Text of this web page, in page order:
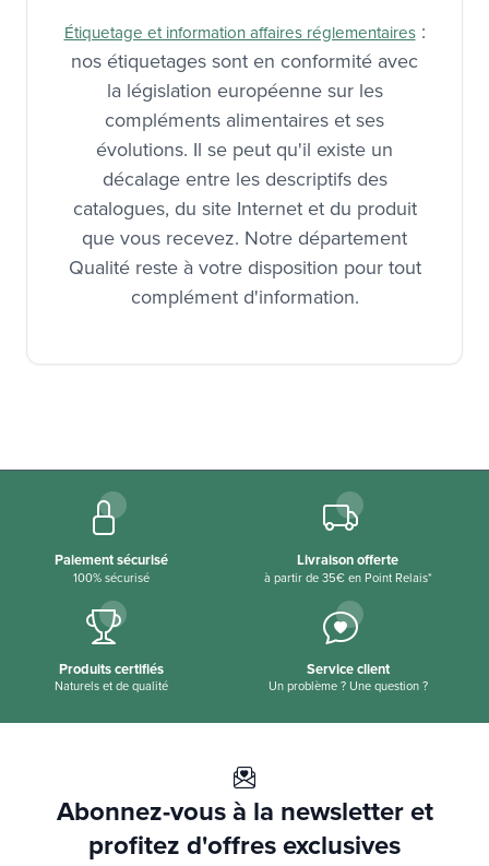
Étiquetage et information affaires réglementaires:
nos étiquetages sont en conformité avec
la législation européenne sur les
compléments alimentaires et ses
évolutions. Il se peut qu'il existe un
décalage entre les descriptifs des
catalogues, du site Internet et du produit
que vous recevez. Notre département
Qualité reste à votre disposition pour tout
complément d'information.
Paiement sécurisé
100% sécurisé
Livraison offerte
à partir de 35€ en Point Relais*
Produits certifiés
Naturels et de qualité
Service client
Un problème ? Une question ?
Abonnez-vous à la newsletter et
profitez d'offres exclusives